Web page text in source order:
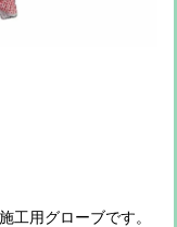
工用グローブです。